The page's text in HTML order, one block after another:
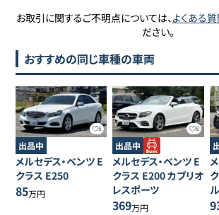
お取引に関するご不明点については、よくある
ださい。
おすすめの同じ車種の車両
5
出品中
メルセデス・ベンツ E
クラス E250
85万円
8
出品中
メルセデス・ベンツ E
クラス E200 カブリオ
レスポーツ
369万円